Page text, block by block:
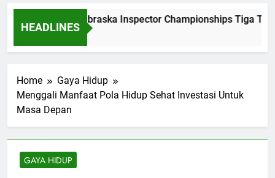
HEADLINES
Dominasi Nebraska Inspector Championships Tiga
2 Bulan Ago
Home
Gaya Hidup
Menggali Manfaat Pola Hidup Sehat Investasi Untuk
Masa Depan
GAYA HIDUP